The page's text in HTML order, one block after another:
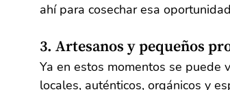
ahí para cosechar esa
3. Artesanos y pequeños
Ya en estos momentos se puede
locales, auténticos, orgánicos y